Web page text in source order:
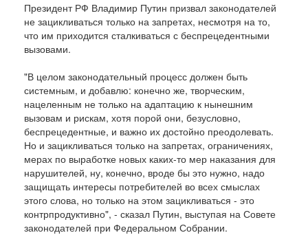
Президент РФ Владимир Путин призвал законодателей
не зацикливаться только на запретах, несмотря на то,
что им приходится сталкиваться с беспрецедентными
вызовами.
"В целом законодательный процесс должен быть
системным, и добавлю: конечно же, творческим,
нацеленным не только на адаптацию к нынешним
вызовам и рискам, хотя порой они, безусловно,
беспрецедентные, и важно их достойно преодолевать.
Но и зацикливаться только на запретах, ограничениях,
мерах по выработке новых каких-то мер наказания для
нарушителей, ну, конечно, вроде бы это нужно, надо
защищать интересы потребителей во всех смыслах
этого слова, но только на этом зацикливаться - это
контрпродуктивно", - сказал Путин, выступая на Совете
законодателей при Федеральном Собрании.